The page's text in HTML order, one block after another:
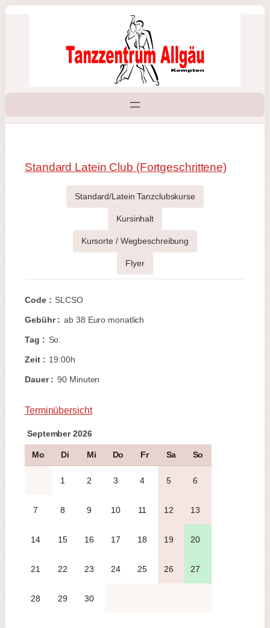
Zum
Standard Latein Club (Fortgeschrittene)
Standard/Latein Tanzclubskurse
Kursinhalt
Kursorte / Wegbeschreibung
Flyer
Code : SLCSO
Gebühr : ab 38 Euro monatlich
Tag : So.
Zeit : 19:00h
Dauer : 90 Minuten
Terminübersicht
September 2026
Mo Di Mi Do Fr Sa So
1 2 3 4 5 6
7 8 9 10 11 12 13
14 15 16 17 18 19 20
21 22 23 24 25 26 27
28 29 30